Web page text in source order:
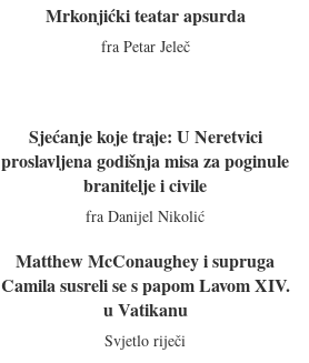
Mrkonjićki teatar apsurda
fra Petar Jeleč
Sjećanje koje traje: U Neretvici
proslavljena godišnja misa za poginule
branitelje i civile
fra Danijel Nikolić
Matthew McConaughey i supruga
Camila susreli se s papom Lavom XIV.
u Vatikanu
Svjetlo riječi